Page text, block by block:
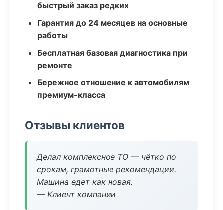
быстрый заказ редких
Гарантия до 24 месяцев на основные
работы
Бесплатная базовая диагностика при
ремонте
Бережное отношение к автомобилям
премиум-класса
Отзывы клиентов
Делал комплексное ТО — чётко по
срокам, грамотные рекомендации.
Машина едет как новая.
— Клиент компании